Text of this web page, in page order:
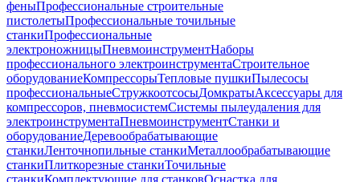
феныПрофессиональные строительные
пистолетыПрофессиональные точильные
станкиПрофессиональные
электроножницыПневмоинструментНаборы
профессионального электроинструментаСтроительное
оборудованиеКомпрессорыТепловые пушкиПылесосы
профессиональныеСтружкоотсосыДомкратыАксессуары для
компрессоров, пневмосистемСистемы пылеудаления для
электроинструментаПневмоинструментСтанки и
оборудованиеДеревообрабатывающие
станкиЛенточнопильные станкиМеталлообрабатывающие
станкиПлиткорезные станкиТочильные
станкиКомплектующие для станковОснастка для